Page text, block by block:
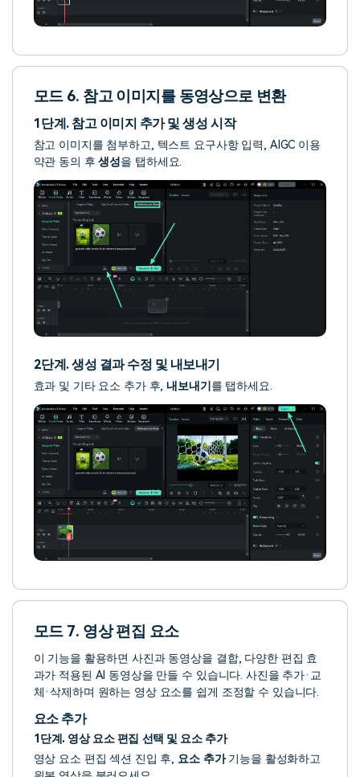
모드 6. 참고 이미지를 동영상으로 변환
1단계. 참고 이미지 추가 및 생성 시작
참고 이미지를 첨부하고, 텍스트 요구사항 입력, AIGC 이용
약관 동의 후생성을 탭하세요.
2단계. 생성 결과 수정 및 내보내기
효과 및 기타 요소 추가 후, 내보내기 를 탭하세요.
모드 7. 영상 편집 요소
이 기능을 활용하면 사진과 동영상을 결합, 다양한 편집 효
과가 적용된 AI 동영상을 만들 수 있습니다. 사진을 추가·교
체·삭제하며 원하는 영상 요소를 쉽게 조정할 수 있습니다.
요소 추가
1단계. 영상 요소 편집 선택 및 요소 추가
영상 요소 편집 섹션 진입 후, 요소 추가기능을 활성화하고